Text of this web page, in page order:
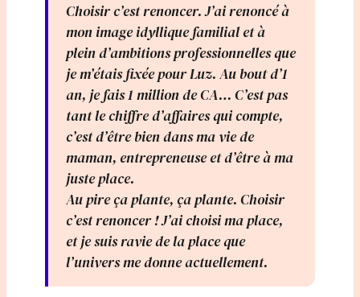
Choisir c’est renoncer. J’ai renoncé à
mon image idyllique familial et à
plein d’ambitions professionnelles que
je m’étais fixée pour Luz. Au bout d’1
an, je fais 1 million de CA… C’est pas
tant le chiffre d’affaires qui compte,
c’est d’être bien dans ma vie de
maman, entrepreneuse et d’être à ma
juste place.
Au pire ça plante, ça plante. Choisir
c’est renoncer ! J’ai choisi ma place,
et je suis ravie de la place que
l’univers me donne actuellement.